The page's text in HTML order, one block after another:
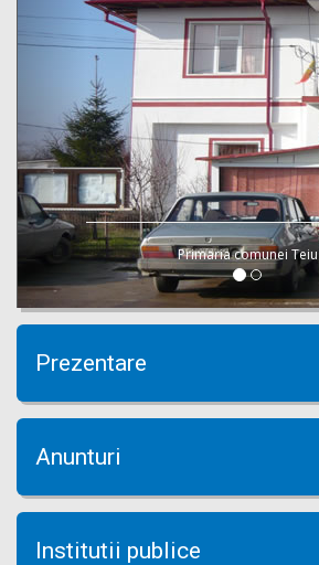
Primaria comunei Teiu
Prezentare
Anunturi
Institutii publice